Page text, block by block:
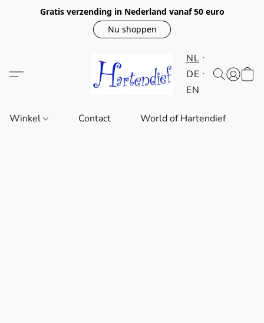
Gratis verzending in Nederland vanaf 50 euro
Nu shoppen
NL
DE
EN
Winkel Contact World of Hartendief